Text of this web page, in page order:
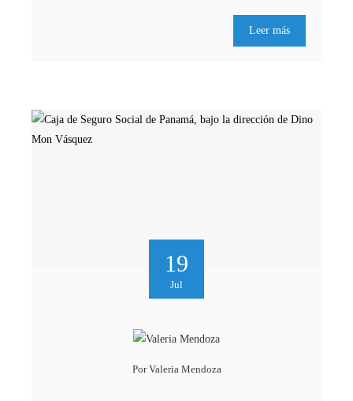
Leer más
19
Jul
PorValeria Mendoza